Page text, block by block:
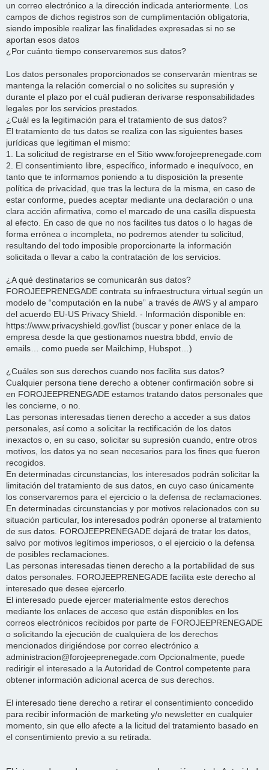
un correo electrónico a la dirección indicada anteriormente. Los
campos de dichos registros son de cumplimentación obligatoria,
siendo imposible realizar las finalidades expresadas si no se
aportan esos datos
¿Por cuánto tiempo conservaremos sus datos?
Los datos personales proporcionados se conservarán mientras se
mantenga la relación comercial o no solicites su supresión y
durante el plazo por el cuál pudieran derivarse responsabilidades
legales por los servicios prestados.
¿Cuál es la legitimación para el tratamiento de sus datos?
El tratamiento de tus datos se realiza con las siguientes bases
jurídicas que legitiman el mismo:
1. La solicitud de registrarse en el Sitio www.forojeeprenegade.com
2. El consentimiento libre, específico, informado e inequívoco, en
tanto que te informamos poniendo a tu disposición la presente
política de privacidad, que tras la lectura de la misma, en caso de
estar conforme, puedes aceptar mediante una declaración o una
clara acción afirmativa, como el marcado de una casilla dispuesta
al efecto. En caso de que no nos facilites tus datos o lo hagas de
forma errónea o incompleta, no podremos atender tu solicitud,
resultando del todo imposible proporcionarte la información
solicitada o llevar a cabo la contratación de los servicios.
¿A qué destinatarios se comunicarán sus datos?
FOROJEEPRENEGADE contrata su infraestructura virtual según un
modelo de “computación en la nube” a través de AWS y al amparo
del acuerdo EU-US Privacy Shield. - Información disponible en:
https://www.privacyshield.gov/list (buscar y poner enlace de la
empresa desde la que gestionamos nuestra bbdd, envío de
emails… como puede ser Mailchimp, Hubspot…)
¿Cuáles son sus derechos cuando nos facilita sus datos?
Cualquier persona tiene derecho a obtener confirmación sobre si
en FOROJEEPRENEGADE estamos tratando datos personales que
les concierne, o no.
Las personas interesadas tienen derecho a acceder a sus datos
personales, así como a solicitar la rectificación de los datos
inexactos o, en su caso, solicitar su supresión cuando, entre otros
motivos, los datos ya no sean necesarios para los fines que fueron
recogidos.
En determinadas circunstancias, los interesados podrán solicitar la
limitación del tratamiento de sus datos, en cuyo caso únicamente
los conservaremos para el ejercicio o la defensa de reclamaciones.
En determinadas circunstancias y por motivos relacionados con su
situación particular, los interesados podrán oponerse al tratamiento
de sus datos. FOROJEEPRENEGADE dejará de tratar los datos,
salvo por motivos legítimos imperiosos, o el ejercicio o la defensa
de posibles reclamaciones.
Las personas interesadas tienen derecho a la portabilidad de sus
datos personales. FOROJEEPRENEGADE facilita este derecho al
interesado que desee ejercerlo.
El interesado puede ejercer materialmente estos derechos
mediante los enlaces de acceso que están disponibles en los
correos electrónicos recibidos por parte de FOROJEEPRENEGADE
o solicitando la ejecución de cualquiera de los derechos
mencionados dirigiéndose por correo electrónico a
administracion@forojeeprenegade.com Opcionalmente, puede
redirigir el interesado a la Autoridad de Control competente para
obtener información adicional acerca de sus derechos.
El interesado tiene derecho a retirar el consentimiento concedido
para recibir información de marketing y/o newsletter en cualquier
momento, sin que ello afecte a la licitud del tratamiento basado en
el consentimiento previo a su retirada.